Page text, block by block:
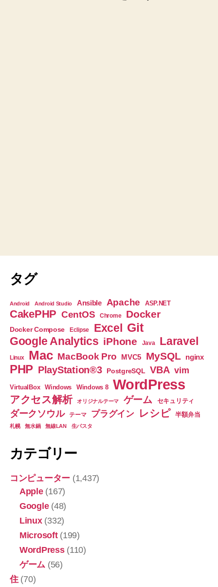
タグ
Android Android Studio Ansible Apache ASP.NET
CakePHP CentOS Chrome Docker
Docker Compose Eclipse Excel Git
Google Analytics iPhone Java Laravel
Linux Mac MacBook Pro MVC5 MySQL nginx
PHP PlayStation®3 PostgreSQL VBA vim
VirtualBox Windows Windows 8 WordPress
アクセス解析 オリジナルテーマ ゲーム セキュリティ
ダークソウル テーマ プラグイン レシピ 半額弁当
札幌 無水鍋 無線LAN 生パスタ
カテゴリー
コンピューター (1,437)
Apple(167)
Google(48)
Linux(332)
Microsoft(199)
WordPress(110)
ゲーム (56)
住(70)